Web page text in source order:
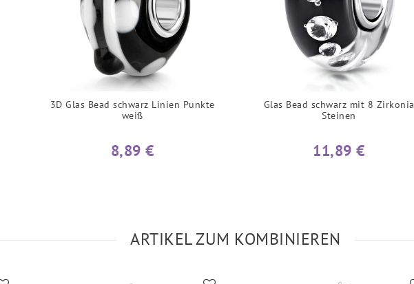
3D Glas Bead schwarz Linien Punkte
weiß
8,89 €
Glas Bead schwarz mit 8 Zirkonia
Steinen
11,89 €
ARTIKEL ZUM KOMBINIEREN